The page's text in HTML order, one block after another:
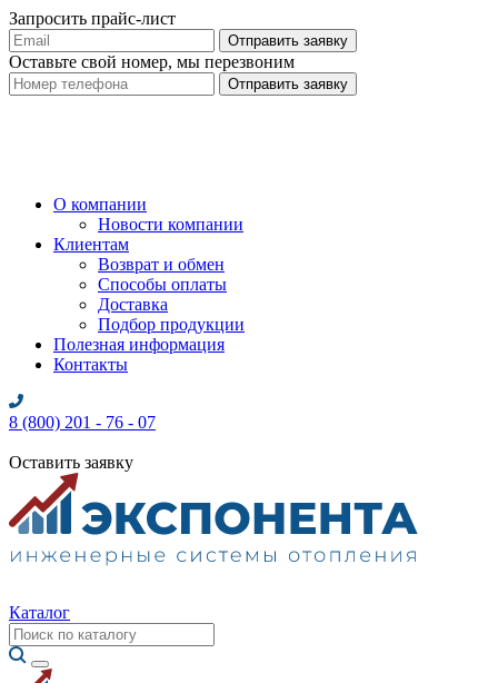
Запросить прайс-лист
Оставьте свой номер, мы перезвоним
О компании
Новости компании
Клиентам
Возврат и обмен
Способы оплаты
Доставка
Подбор продукции
Полезная информация
Контакты
8 (800) 201 - 76 - 07
Оставить заявку
Каталог